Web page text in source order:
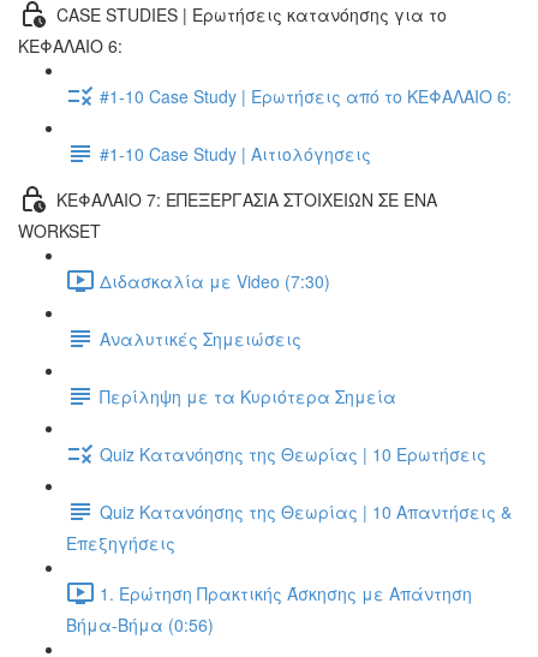
CASE STUDIES | Ερωτήσεις κατανόησης για το
ΚΕΦΑΛΑΙΟ 6:
#1-10 Case Study | Ερωτήσεις από το ΚΕΦΑΛΑΙΟ 6:
#1-10 Case Study | Αιτιολόγησεις
ΚΕΦΑΛΑΙΟ 7: ΕΠΕΞΕΡΓΑΣΙΑ ΣΤΟΙΧΕΙΩΝ ΣΕ ΕΝΑ
WORKSET
Διδασκαλία με Video (7:30)
Αναλυτικές Σημειώσεις
Περίληψη με τα Κυριότερα Σημεία
Quiz Κατανόησης της Θεωρίας | 10 Ερωτήσεις
Quiz Κατανόησης της Θεωρίας | 10 Απαντήσεις &
Επεξηγήσεις
1. Ερώτηση Πρακτικής Άσκησης με Απάντηση
Βήμα-Βήμα (0:56)